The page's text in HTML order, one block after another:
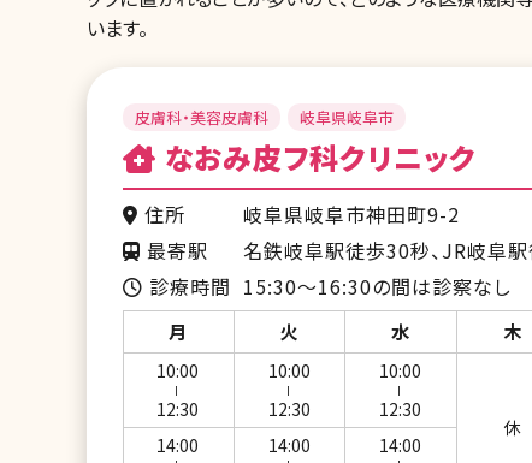
います。
皮膚科・美容皮膚科 岐阜県岐阜市
なおみ皮フ科クリニック
住所
岐阜県岐阜市神田町9-2
最寄駅
名鉄岐阜駅徒歩30秒、JR岐阜
診療時間 15:30〜16:30の間は診察なし
月 火 水 木
10:00
12:30
14:00
10:00
12:30
14:00
10:00
12:30
14:00
休